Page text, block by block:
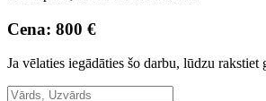
Cena: 800 €
Ja vēlaties iegādāties šo darbu, lūdzu rakstiet